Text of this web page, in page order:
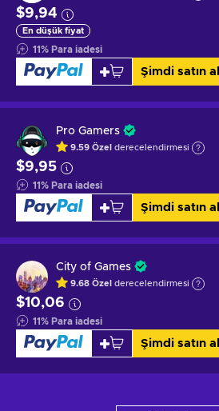
$9,94
En düşük fiyat
11% Para iadesi
Şimdi satın al
Pro Gamers
9.59 Özel derecelendirmesi
$9,95
11% Para iadesi
Şimdi satın al
City of Games
9.68 Özel derecelendirmesi
$10,06
11% Para iadesi
Şimdi satın al